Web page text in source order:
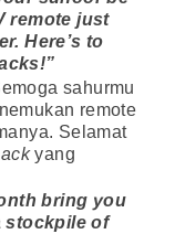
remote just
Here’s to
sahurmu
remote
Selamat
yang
bring you
stockpile of